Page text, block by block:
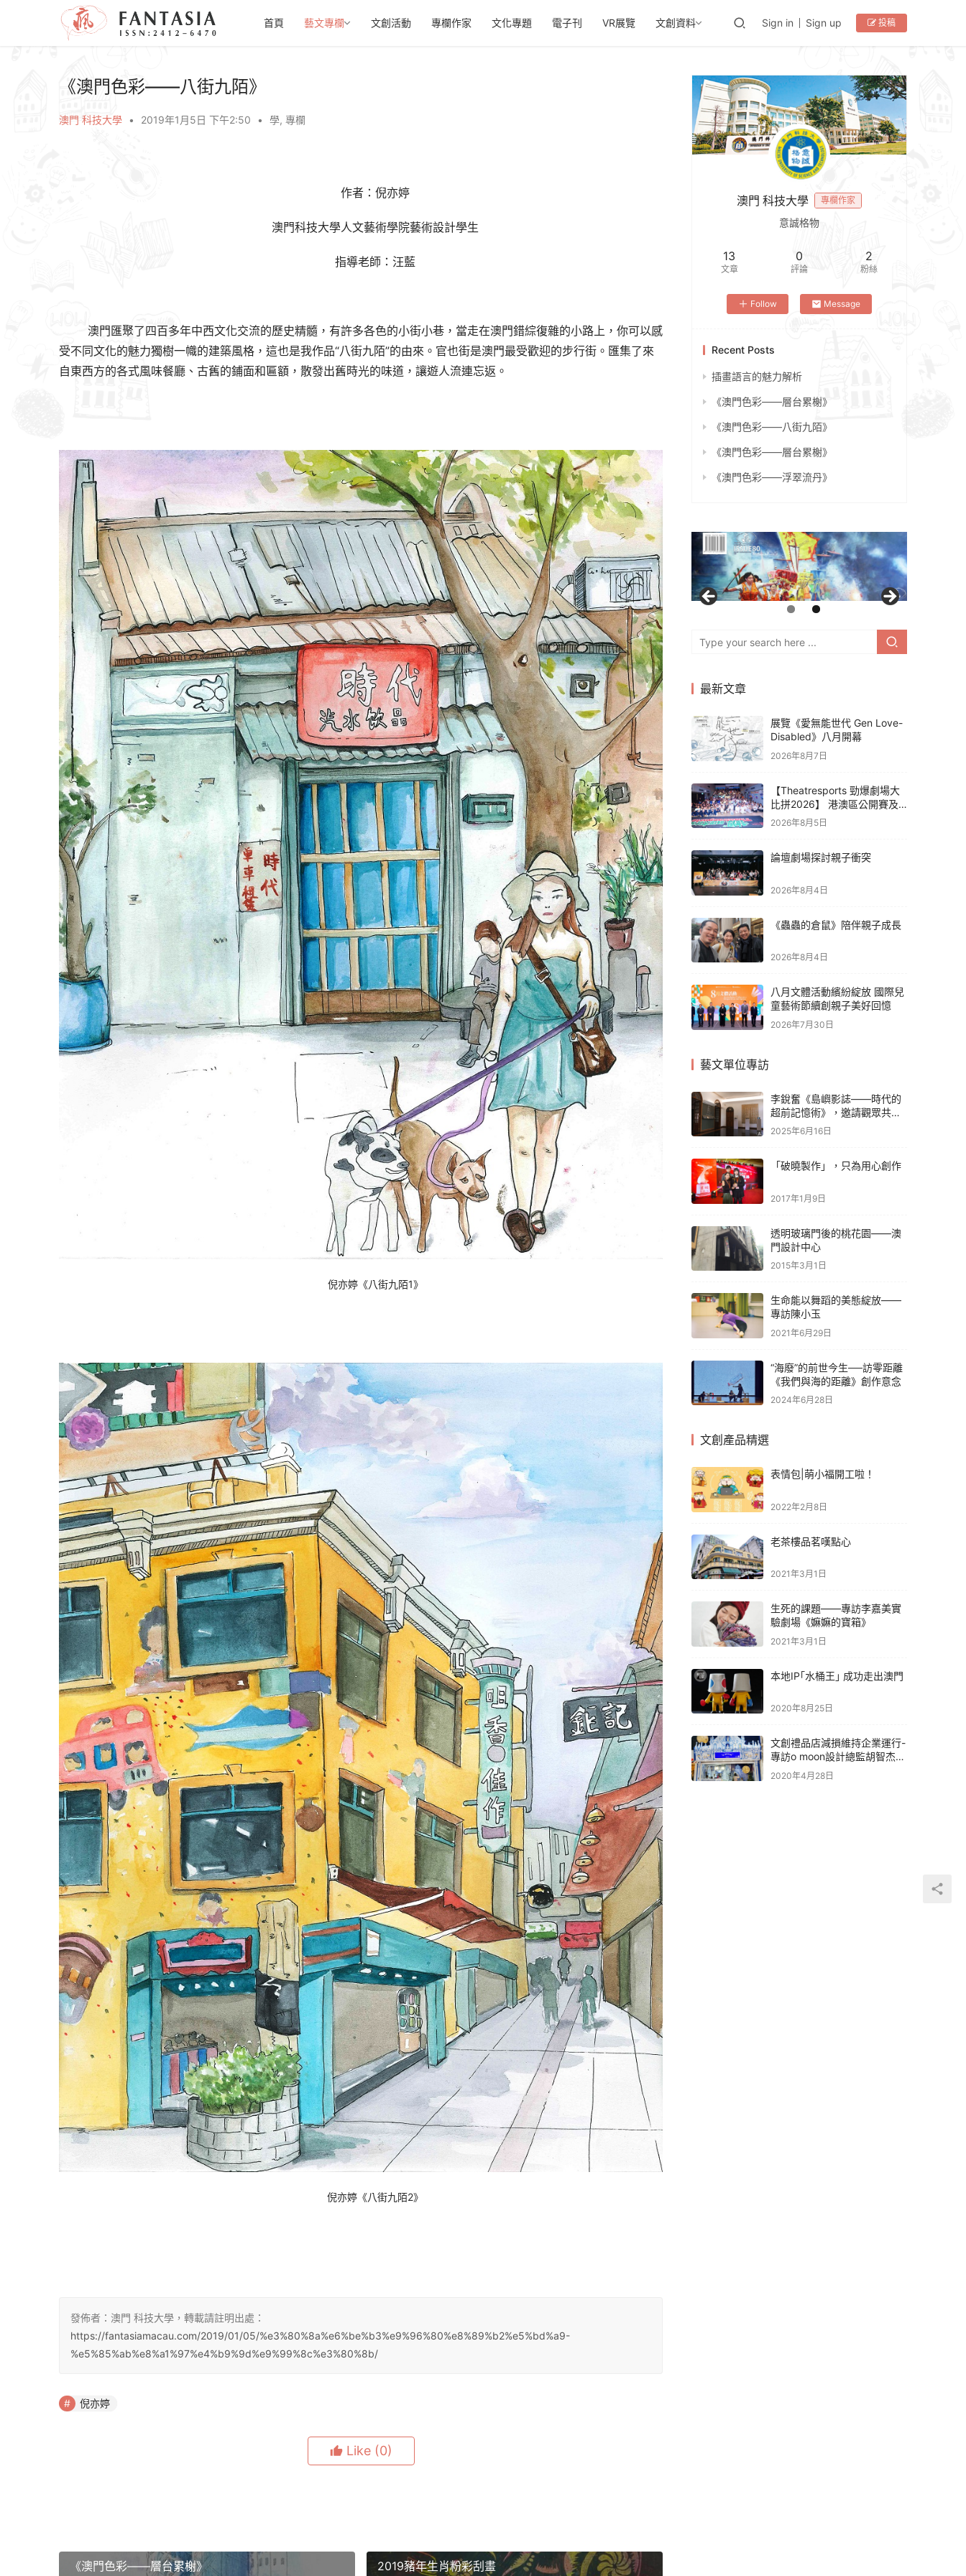
首頁 藝文專欄 文創活動 專欄作家 文化專題 電子刊 VR展覽 文創資料 Sign in Sign up 投稿
《澳門色彩——八街九陌》
澳門 科技大學 • 2019年1月5日 下午2:50 • 學, 專欄
作者：倪亦婷
澳門科技大學人文藝術學院藝術設計學生
指導老師：汪藍
澳門匯聚了四百多年中西文化交流的歷史精髓，有許多各色的小街小巷，當走在澳門錯綜復雜的小路上，你可以感
受不同文化的魅力獨樹一幟的建築風格，這也是我作品“八街九陌”的由來。官也街是澳門最受歡迎的步行街。匯集了來
自東西方的各式風味餐廳、古舊的鋪面和匾額，散發出舊時光的味道，讓遊人流連忘返。
倪亦婷《八街九陌1》
倪亦婷《八街九陌2》
發佈者：澳門 科技大學，轉載請註明出處：
https://fantasiamacau.com/2019/01/05/%e3%80%8a%e6%be%b3%e9%96%80%e8%89%b2%e5%bd%a9-
%e5%85%ab%e8%a1%97%e4%b9%9d%e9%99%8c%e3%80%8b/
倪亦婷
Like (0)
《澳門色彩——層台累榭》 2019豬年生肖粉彩刮畫
澳門 科技大學 專欄作家
意誠格物
13
文章
0
評論
2
粉絲
Follow Message
Recent Posts
插畫語言的魅力解析
《澳門色彩——層台累榭》
《澳門色彩——八街九陌》
《澳門色彩——層台累榭》
《澳門色彩——浮翠流丹》
最新文章
展覽《愛無能世代 Gen Love-
Disabled》八月開幕
2026年8月7日
【Theatresports 勁爆劇場大
比拼2026】 港澳區公開賽及
亞洲聯賽賽果
2026年8月5日
論壇劇場探討親子衝突
2026年8月4日
《蟲蟲的倉鼠》陪伴親子成長
2026年8月4日
八月文體活動繽紛綻放 國際兒
童藝術節續創親子美好回憶
2026年7月30日
藝文單位專訪
李銳奮《島嶼影誌——時代的
超前記憶術》，邀請觀眾共同
延續藝術家的創作記憶
2025年6月16日
「破曉製作」，只為用心創作
2017年1月9日
透明玻璃門後的桃花園——澳
門設計中心
2015年3月1日
生命能以舞蹈的美態綻放——
專訪陳小玉
2021年6月29日
“海廢”的前世今生──訪零距離
《我們與海的距離》創作意念
2024年6月28日
文創產品精選
表情包|萌小福開工啦！
2022年2月8日
老茶樓品茗嘆點心
2021年3月1日
生死的課題——專訪李嘉美實
驗劇場《嫲嫲的寶箱》
2021年3月1日
本地IP｢水桶王｣ 成功走出澳門
2020年8月25日
文創禮品店減損維持企業運行-
專訪o moon設計總監胡智杰先
生
2020年4月28日